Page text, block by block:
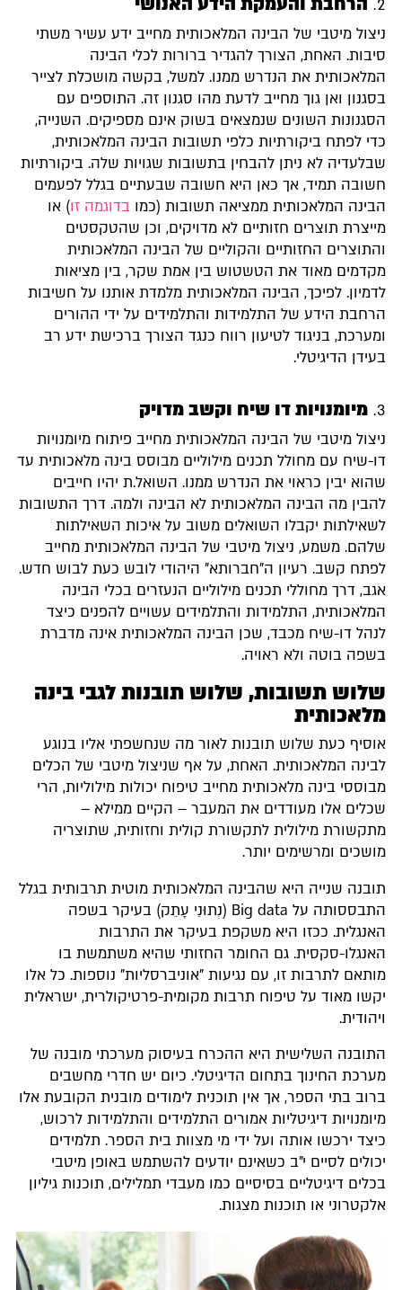
ניצול מיטבי של הבינה המלאכותית מחייב ידע עשיר משתי
סיבות. האחת, הצורך להגדיר ברורות לכלי הבינה
המלאכותית את הנדרש ממנו. למשל, בקשה מושכלת לצייר
בסגנון ואן גוך מחייב לדעת מהו סגנון זה. התוספים עם
הסגנונות השונים שנמצאים בשוק אינם מספיקים. השנייה,
כדי לפתח ביקורתיות כלפי תשובות הבינה המלאכותית,
שבלעדיה לא ניתן להבחין בתשובות שגויות שלה. ביקורתיות
חשובה תמיד, אך כאן היא חשובה שבעתיים בגלל לפעמים
הבינה המלאכותית ממציאה תשובות (כמו בדוגמה זו) או
מייצרת תוצרים חזותיים לא מדויקים, וכן שהטקסטים
והתוצרים החזותיים והקוליים של הבינה המלאכותית
מקדמים מאוד את הטשטוש בין אמת שקר, בין מציאות
לדמיון. לפיכך, הבינה המלאכותית מלמדת אותנו על חשיבות
הרחבת הידע של התלמידות והתלמידים על ידי ההורים
ומערכת, בניגוד לטיעון רווח כנגד הצורך ברכישת ידע רב
בעידן הדיגיטלי.
מיומנויות דו שיח וקשב מדויק
ניצול מיטבי של הבינה המלאכותית מחייב פיתוח מיומנויות
דו-שיח עם מחולל תכנים מילוליים מבוסס בינה מלאכותית עד
שהוא יבין כראוי את הנדרש ממנו. השואל.ת יהיו חייבים
להבין מה הבינה המלאכותית לא הבינה ולמה. דרך התשובות
לשאילתות יקבלו השואלים משוב על איכות השאילתות
שלהם. משמע, ניצול מיטבי של הבינה המלאכותית מחייב
לפתח קשב. רעיון ה"חברותא" היהודי לובש כעת לבוש חדש.
אגב, דרך מחוללי תכנים מילוליים הנעזרים בכלי הבינה
המלאכותית, התלמידות והתלמידים עשויים להפנים כיצד
לנהל דו-שיח מכבד, שכן הבינה המלאכותית אינה מדברת
בשפה בוטה ולא ראויה.
שלוש תשובות, שלוש תובנות לגבי בינה
מלאכותית
אוסיף כעת שלוש תובנות לאור מה שנחשפתי אליו בנוגע
לבינה המלאכותית. האחת, על אף שניצול מיטבי של הכלים
מבוססי בינה מלאכותית מחייב טיפוח יכולות מילוליות, הרי
שכלים אלו מעודדים את המעבר – הקיים ממילא –
מתקשורת מילולית לתקשורת קולית וחזותית, שתוצריה
מושכים ומרשימים יותר.
תובנה שנייה היא שהבינה המלאכותית מוטית תרבותית בגלל
התבססותה על Big data (נְתוּנֵי עָתֵק) בעיקר בשפה
האנגלית. ככזו היא משקפת בעיקר את התרבות
האנגלו-סקסית. גם החומר החזותי שהיא משתמשת בו
מותאם לתרבות זו, עם נגיעות "אוניברסליות" נוספות. כל אלו
יקשו מאוד על טיפוח תרבות מקומית-פרטיקולרית, ישראלית
ויהודית.
התובנה השלישית היא ההכרח בעיסוק מערכתי מובנה של
מערכת החינוך בתחום הדיגיטלי. כיום יש חדרי מחשבים
ברוב בתי הספר, אך אין תוכנית לימודים מובנית הקובעת אלו
מיומנויות דיגיטליות אמורים התלמידים והתלמידות לרכוש,
כיצד ירכשו אותה ועל ידי מי מצוות בית הספר. תלמידים
יכולים לסיים י"ב כשאינם יודעים להשתמש באופן מיטבי
בכלים דיגיטליים בסיסיים כמו מעבדי תמלילים, תוכנות גיליון
אלקטרוני או תוכנות מצגות.